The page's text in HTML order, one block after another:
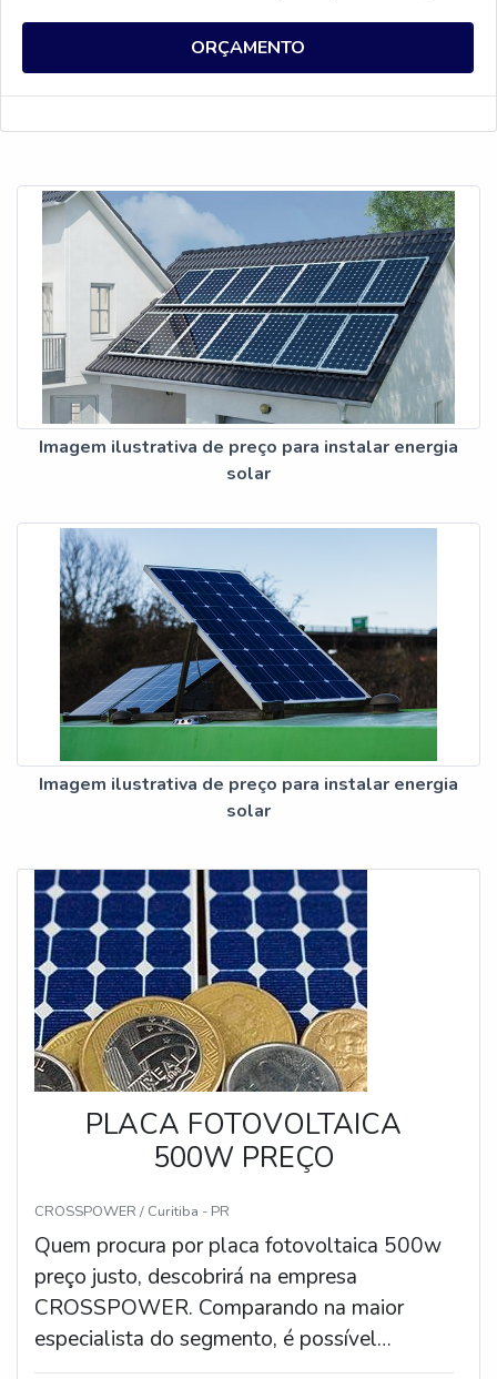
contribuir com o meio ambiente, pois não emite
gases poluentes. Por isso, aproveite e adquira já
a sua placa solar com preço acessível.
ORÇAMENTO
Imagem ilustrativa de preço para instalar energia
solar
Imagem ilustrativa de preço para instalar energia
solar
PLACA FOTOVOLTAICA
500W PREÇO
CROSSPOWER / Curitiba - PR
Quem procura por placa fotovoltaica 500w
preço justo, descobrirá na empresa
CROSSPOWER. Comparando na maior
especialista do segmento, é possível
conhecer detalhes sobre a líder da área de